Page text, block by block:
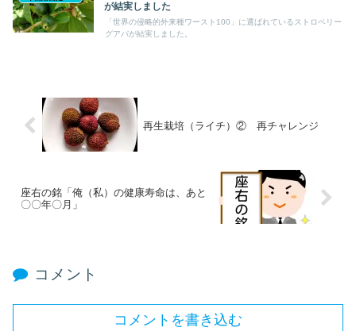
が結実しました
「世界の侵略的外来種ワースト100」に選ばれているストロベリー
グアバが結実しました。
再生栽培（ライチ）② 再チャレンジ
座右の銘「俺（私）の健康寿命は、あと
〇〇年〇月」
コメント
コメントを書き込む